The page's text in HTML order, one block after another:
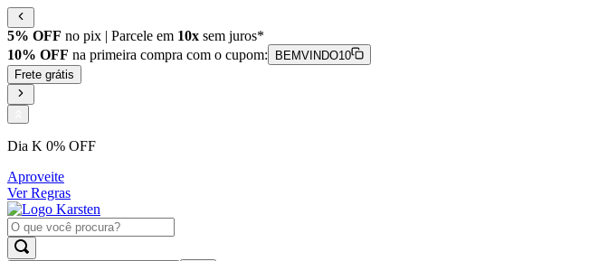
5% OFF no pix | Parcele em 10x sem juros*
10% OFF na primeira compra com o cupom:
BEMVINDO10
Frete grátis
Dia K 0% OFF
Aproveite
Ver Regras